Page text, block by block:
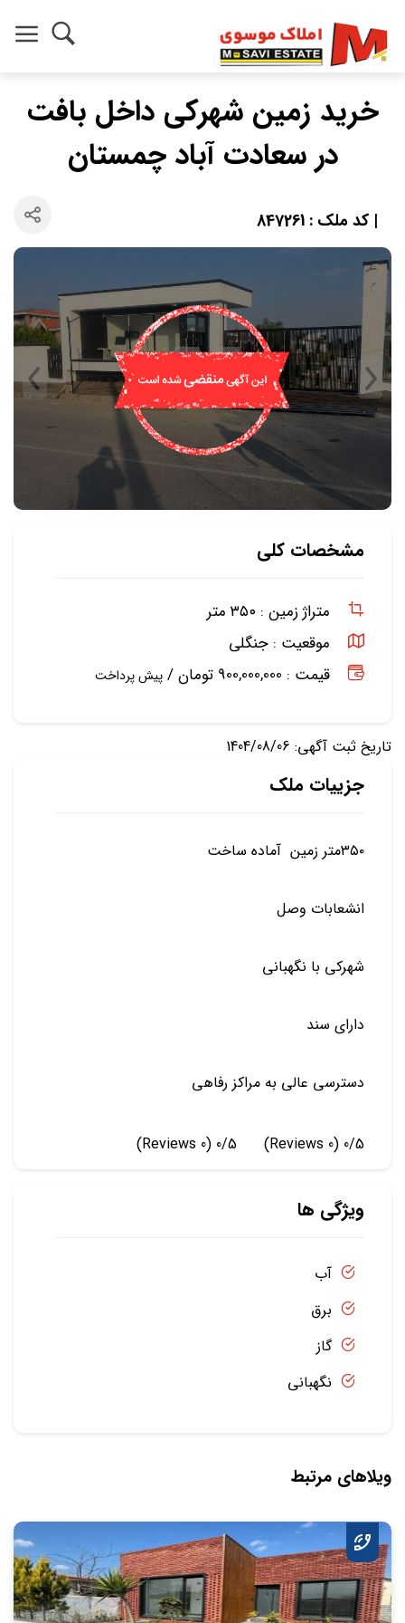
خرید زمین شهرکی داخل بافت
در سعادت آباد چمستان
| کد ملک : 847261
مشخصات کلی
متراژ زمین : ۳۵۰ متر
موقعیت : جنگلی
قیمت : 900,000,000 تومان /
پیش پرداخت
تاریخ ثبت آگهی: 1404/08/06
جزییات ملک
۳۵۰متر زمین آماده ساخت
انشعابات وصل
شهرکی با نگهبانی
دارای سند
دسترسی عالی به مراکز رفاهی
0/5
(0 Reviews)
0/5
(0 Reviews)
ویژگی ها
آب
برق
گاز
نگهبانی
ویلاهای مرتبط